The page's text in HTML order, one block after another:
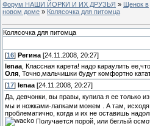
Форум НАШИ ЙОРКИ И ИХ ДРУЗЬЯ » Щенок в
новом доме » Колясочка для питомца
Колясочка для питомца
[16] Регина [24.11.2008, 20:27]
lenaa , Классная карета! надо караулить
Оля , Точно,мальчишки будут комфортно
[17] lenaa [24.11.2008, 20:27]
Да, девчонки, вы правы, купила я ее только
мы и ножками-лапками можем . А там, исходя
проблематично, когда и их не оставишь
Получается порой, или беглый